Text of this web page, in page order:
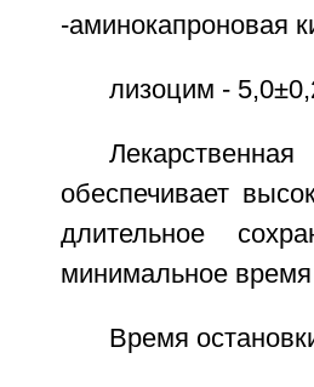
-аминокапроновая
лизоцим -
обеспечивает
длительное
минимальное
Время